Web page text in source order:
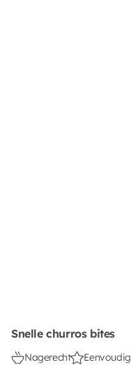
Snelle churros bites
Nagerecht Eenvoudig